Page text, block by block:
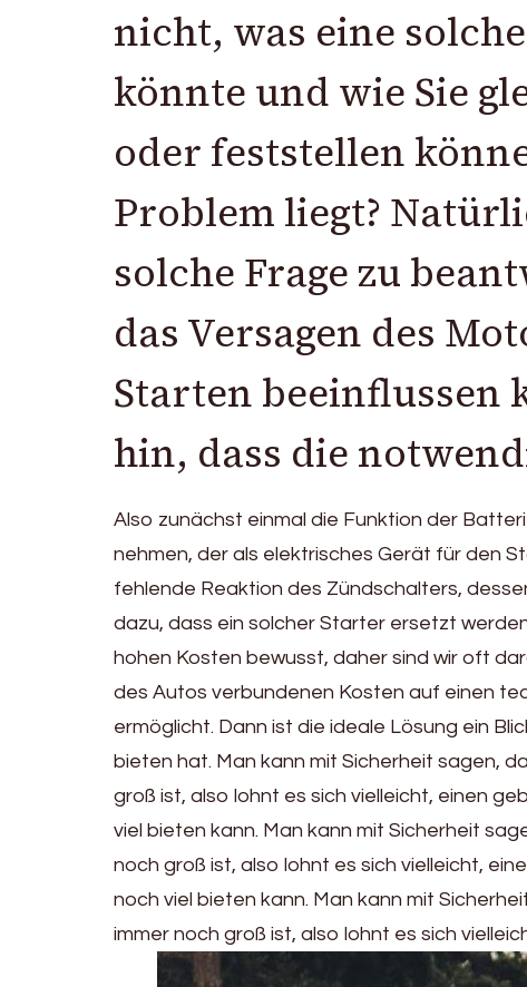
nicht, was eine
könnte und wie Sie
oder feststellen
Problem liegt?
solche Frage zu
das Versagen des
Starten beeinflussen
hin, dass die
Also zunächst einmal die Funktion der
nehmen, der als elektrisches Gerät für den
fehlende Reaktion des Zündschalters,
dazu, dass ein solcher Starter ersetzt
hohen Kosten bewusst, daher sind wir oft
des Autos verbundenen Kosten auf einen
ermöglicht. Dann ist die ideale Lösung ein
bieten hat. Man kann mit Sicherheit sagen,
groß ist, also lohnt es sich vielleicht, einen
viel bieten kann. Man kann mit Sicherheit
noch groß ist, also lohnt es sich vielleicht,
noch viel bieten kann. Man kann mit
immer noch groß ist, also lohnt es sich